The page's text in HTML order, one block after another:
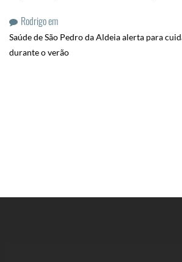
Rodrigoem
Saúde de São Pedro da Aldeia alerta para
durante o verão